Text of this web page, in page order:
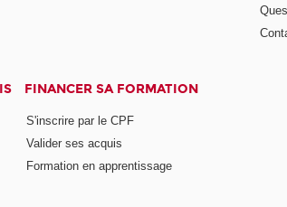
FINANCER SA FORMATION
S'inscrire par le CPF
Valider ses acquis
Formation en apprentissage